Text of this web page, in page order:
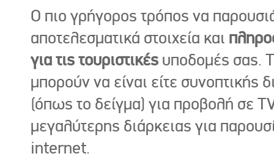
Ο πιο γρήγορος τρόπος να
αποτελεσματικά στοιχεία και
για τις τουριστικές υποδομές σας.
μπορούν να είναι είτε συνοπτικής
(όπως το δείγμα) για προβολή σε
μεγαλύτερης διάρκειας για
internet.